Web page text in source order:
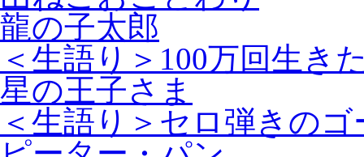
龍の子太郎
＜生語り＞100万回生き
星の王子さま
＜生語り＞セロ弾きのゴ